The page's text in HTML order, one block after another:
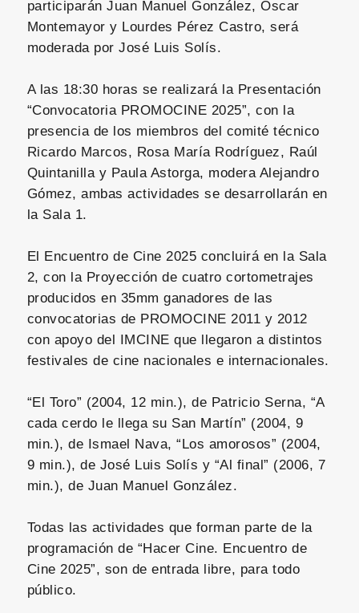
participarán Juan Manuel González, Óscar
Montemayor y Lourdes Pérez Castro, será
moderada por José Luis Solís.
A las 18:30 horas se realizará la Presentación
“Convocatoria PROMOCINE 2025”, con la
presencia de los miembros del comité técnico
Ricardo Marcos, Rosa María Rodríguez, Raúl
Quintanilla y Paula Astorga, modera Alejandro
Gómez, ambas actividades se desarrollarán en
la Sala 1.
El Encuentro de Cine 2025 concluirá en la Sala
2, con la Proyección de cuatro cortometrajes
producidos en 35mm ganadores de las
convocatorias de PROMOCINE 2011 y 2012
con apoyo del IMCINE que llegaron a distintos
festivales de cine nacionales e internacionales.
“El Toro” (2004, 12 min.), de Patricio Serna, “A
cada cerdo le llega su San Martín” (2004, 9
min.), de Ismael Nava, “Los amorosos” (2004,
9 min.), de José Luis Solís y “Al final” (2006, 7
min.), de Juan Manuel González.
Todas las actividades que forman parte de la
programación de “Hacer Cine. Encuentro de
Cine 2025”, son de entrada libre, para todo
público.